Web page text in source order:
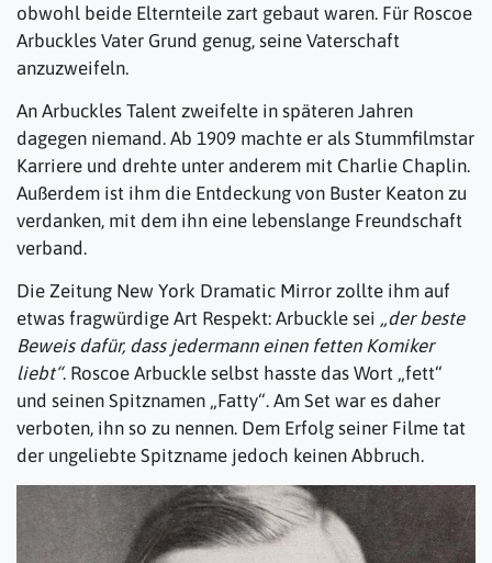
obwohl beide Elternteile zart gebaut waren. Für Roscoe
Arbuckles Vater Grund genug, seine Vaterschaft
anzuzweifeln.
An Arbuckles Talent zweifelte in späteren Jahren
dagegen niemand. Ab 1909 machte er als Stummfilmstar
Karriere und drehte unter anderem mit Charlie Chaplin.
Außerdem ist ihm die Entdeckung von Buster Keaton zu
verdanken, mit dem ihn eine lebenslange Freundschaft
verband.
Die Zeitung New York Dramatic Mirror zollte ihm auf
etwas fragwürdige Art Respekt: Arbuckle sei „der beste
Beweis dafür, dass jedermann einen fetten Komiker
liebt“. Roscoe Arbuckle selbst hasste das Wort „fett“
und seinen Spitznamen „Fatty“. Am Set war es daher
verboten, ihn so zu nennen. Dem Erfolg seiner Filme tat
der ungeliebte Spitzname jedoch keinen Abbruch.